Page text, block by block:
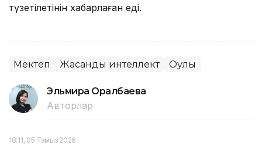
түзетілетінін хабарлаған еді.
Мектеп Жасанды интеллект Оқулық
Эльмира Оралбаева
Авторлар
18:11, 05 Тамыз 2026